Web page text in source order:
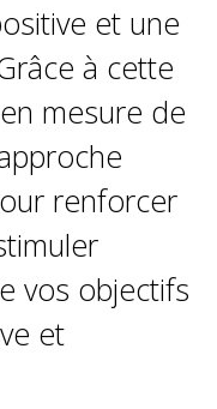
et une
à cette
mesure de
renforcer
vos objectifs
et